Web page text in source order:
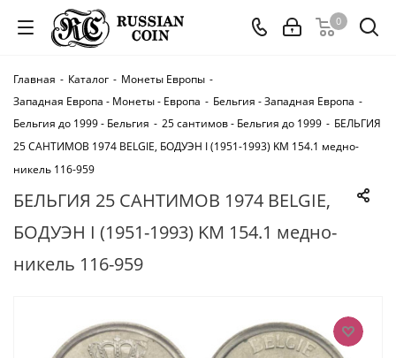
0
Главная - Каталог - Монеты Европы -
Западная Европа - Монеты - Европа - Бельгия - Западная Европа -
Бельгия до 1999 - Бельгия - 25 сантимов - Бельгия до 1999 - БЕЛЬГИЯ
25 САНТИМОВ 1974 BELGIE, БОДУЭН I (1951-1993) KM 154.1 медно-
никель 116-959
БЕЛЬГИЯ 25 САНТИМОВ 1974 BELGIE,
БОДУЭН I (1951-1993) KM 154.1 медно-
никель 116-959